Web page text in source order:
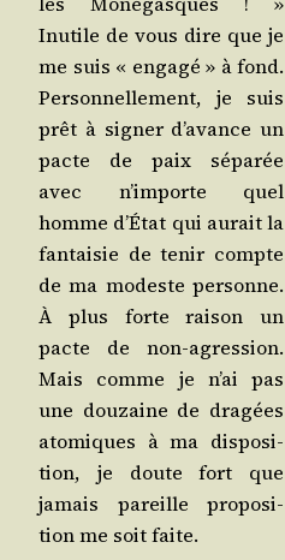
Inutile de vous dire que je
me suis « enga­gé » à fond.
Per­son­nel­le­ment, je suis
prêt à signer d’avance un
pacte de paix sépa­rée
avec n’importe quel
homme d’État qui aurait la
fan­tai­sie de tenir compte
de ma modeste per­sonne.
À plus forte rai­son un
pacte de non-agres­sion.
Mais comme je n’ai pas
une dou­zaine de dra­gées
ato­miques à ma dis­po­si­
tion, je doute fort que
jamais pareille pro­po­si­
tion me soit faite.